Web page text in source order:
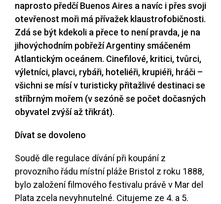
naprosto předčí Buenos Aires a navíc i přes svoji
otevřenost moři má přívažek klaustrofobičnosti.
Zdá se být kdekoli a přece to není pravda, je na
jihovýchodním pobřeží Argentiny smáčeném
Atlantickým oceánem. Cinefilové, kritici, tvůrci,
výletníci, plavci, rybáři, hoteliéři, krupiéři, hráči –
všichni se mísí v turisticky přitažlivé destinaci se
stříbrným mořem (v sezóně se počet dočasných
obyvatel zvýší až třikrát).
Dívat se dovoleno
Soudě dle regulace dívání při koupání z
provozního řádu místní pláže Bristol z roku 1888,
bylo založení filmového festivalu právě v Mar del
Plata zcela nevyhnutelné. Citujeme ze 4. a 5.